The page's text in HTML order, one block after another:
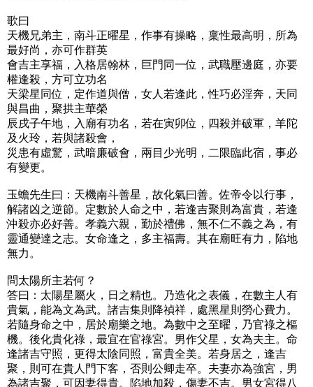
歌曰
天機兄弟主，南斗正曜星，作事有操略，稟性最高明，所為
最好尚，亦可作群英
會吉主享福，入格居翰林，巨門同一位，武職壓邊庭，亦要
權逢殺，方可立功名
天梁星同位，定作道與僧，女人若逢此，性巧必淫奔，天同
與昌曲，聚拱主華榮
辰戌子午地，入廟有功名，若在寅卯位，四殺并破軍，羊陀
及火玲，若與諸殺會，
災患有虛驚，武暗廉破會，兩目少光明，二限臨此宿，事必
有變更。
玉蟾先生曰：天機南斗善星，故化氣曰善。佐帝令以行事，
解諸凶之逆節。定數於人命之中，若逢吉聚則為富貴，若逢
沖殺亦必好善。孝義六親，勤於禮佛，無不仁不義之為，有
靈通變達之志。女命逢之，多主福壽。其在廟旺有力，陷地
無力。
問太陽所主若何？
答曰：太陽星屬火，日之精也。乃造化之表儀，在數主人有
貴氣，能為文為武。諸吉集則降禎祥，處黑星則勞心費力。
若隨身命之中，居於廟樂之地。為數中之至曜，乃官祿之樞
機。後化貴化祿，最宜在官祿宮。男作父星，女為夫主。命
逢諸吉守照，更得太陰同照，富貴全美。若身居之，逢吉
聚，則可在貴人門下客，否則公卿走卒。夫妻亦為強宮，男
為諸吉聚，可因妻得貴。陷地加殺，傷妻不吉。男女宮得八